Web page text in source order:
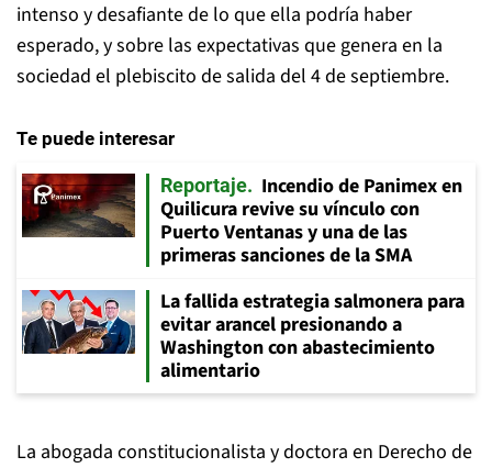
intenso y desafiante de lo que ella podría haber
esperado, y sobre las expectativas que genera en la
sociedad el plebiscito de salida del 4 de septiembre.
Te puede interesar
Reportaje
Incendio de Panimex en
Quilicura revive su vínculo con
Puerto Ventanas y una de las
primeras sanciones de la SMA
La fallida estrategia salmonera para
evitar arancel presionando a
Washington con abastecimiento
alimentario
La abogada constitucionalista y doctora en Derecho de